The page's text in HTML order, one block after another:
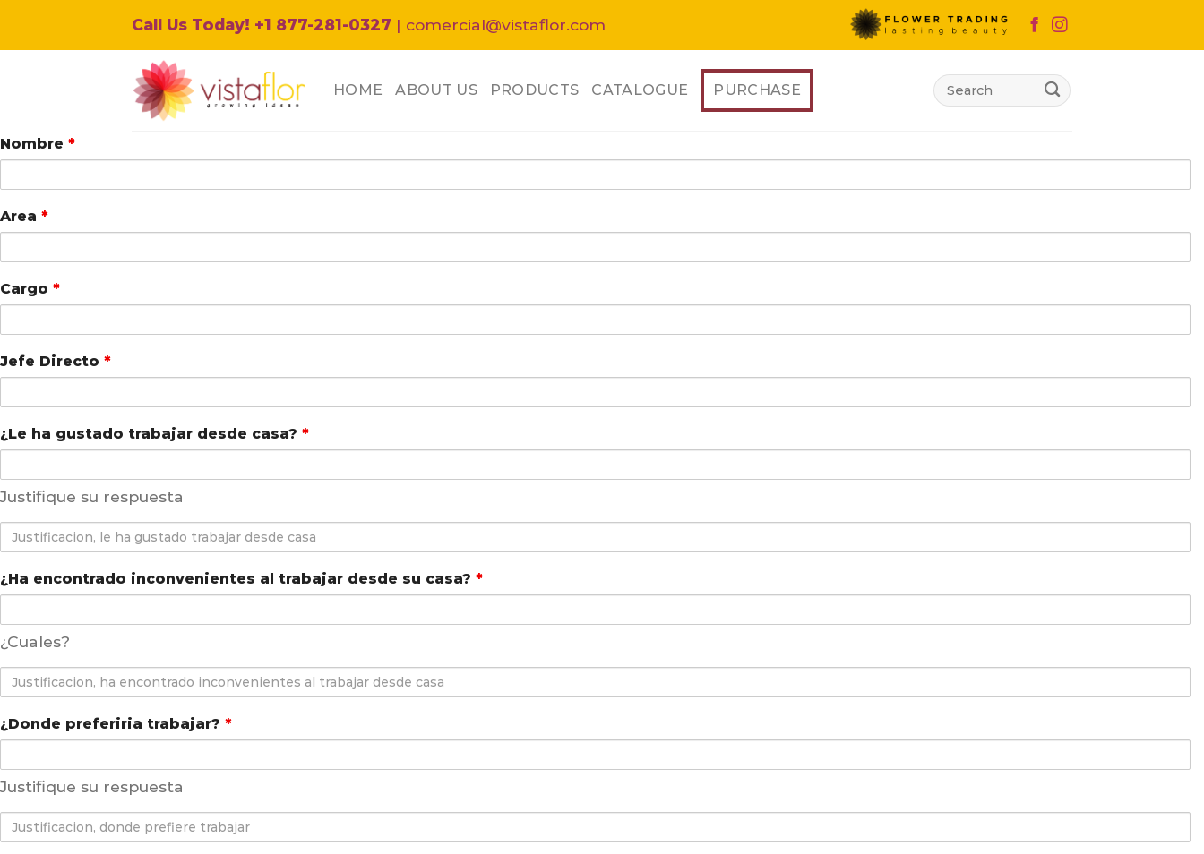
Call Us Today! +1 877-281-0327 | comercial@vistaflor.com
HOME ABOUT US PRODUCTS CATALOGUE PURCHASE
Search
for:
Nombre *
Area *
Cargo *
Jefe Directo *
¿Le ha gustado trabajar desde casa? *
Justifique su respuesta
Justificacion,
le
ha
gustado
trabajar
desde
casa
¿Ha encontrado inconvenientes al trabajar desde su casa? *
¿Cuales?
Justificacion,
ha
encontrado
inconvenientes
al
trabajar
desde
casa
¿Donde preferiria trabajar? *
Justifique su respuesta
Justificacion,
donde